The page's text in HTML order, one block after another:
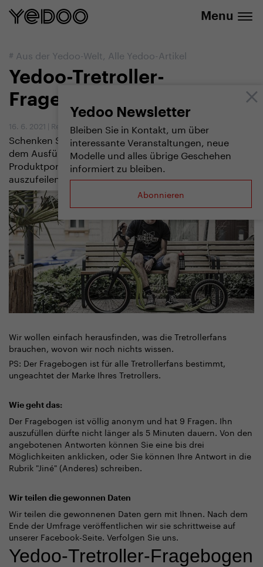
Menu
Yedoo Newsletter
Bleiben Sie in Kontakt, um über
interessante Veranstaltungen, neue
Modelle und alles übrige Geschehen
informiert zu bleiben.
Abonnieren
# Aus der Yedoo-Welt, Alle Yedoo-Artikel
Yedoo-Tretroller-
Fragebogen
16. 6. 2021 | Redaktion
Schenken Sie uns doch bitte 5 Minuten Ihrer Zeit. Mit
dem Ausfüllen des Fragebogens helfen Sie uns, unser
Produktportfolio und Dienstleistungsangebot
auszufeilen.
Wir wollen einfach herausfinden, was die Tretrollerfans
brauchen, wovon wir noch nichts wissen.
PS: Der Fragebogen ist für alle Tretrollerfans bestimmt,
ungeachtet der Marke Ihres Tretrollers.
Wie geht das:
Der Fragebogen ist völlig anonym und hat 9 Fragen. Ihn
auszufüllen dürfte nicht länger als 5 Minuten dauern. Von den
angebotenen Antworten können Sie eine bis drei
Möglichkeiten anklicken, oder Sie können Ihre Antwort in die
Rubrik "Jiné" (Anderes) schreiben.
Wir teilen die gewonnen Daten
Wir teilen die gewonnenen Daten gern mit Ihnen. Nach dem
Ende der Umfrage veröffentlichen wir sie schrittweise auf
unserer Facebook-Seite. Verfolgen Sie uns.